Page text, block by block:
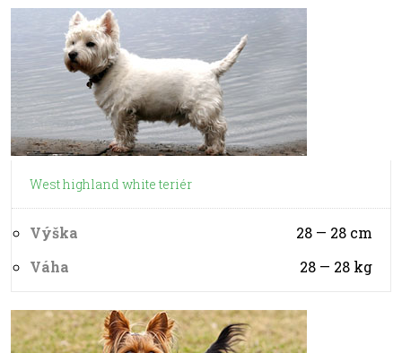
West highland white teriér
Výška 28 — 28 cm
Váha
28 — 28 kg